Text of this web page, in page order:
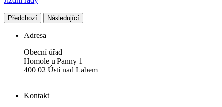
Předchozí Následující
Adresa
Obecní úřad
Homole u Panny 1
400 02 Ústí nad Labem
Kontakt